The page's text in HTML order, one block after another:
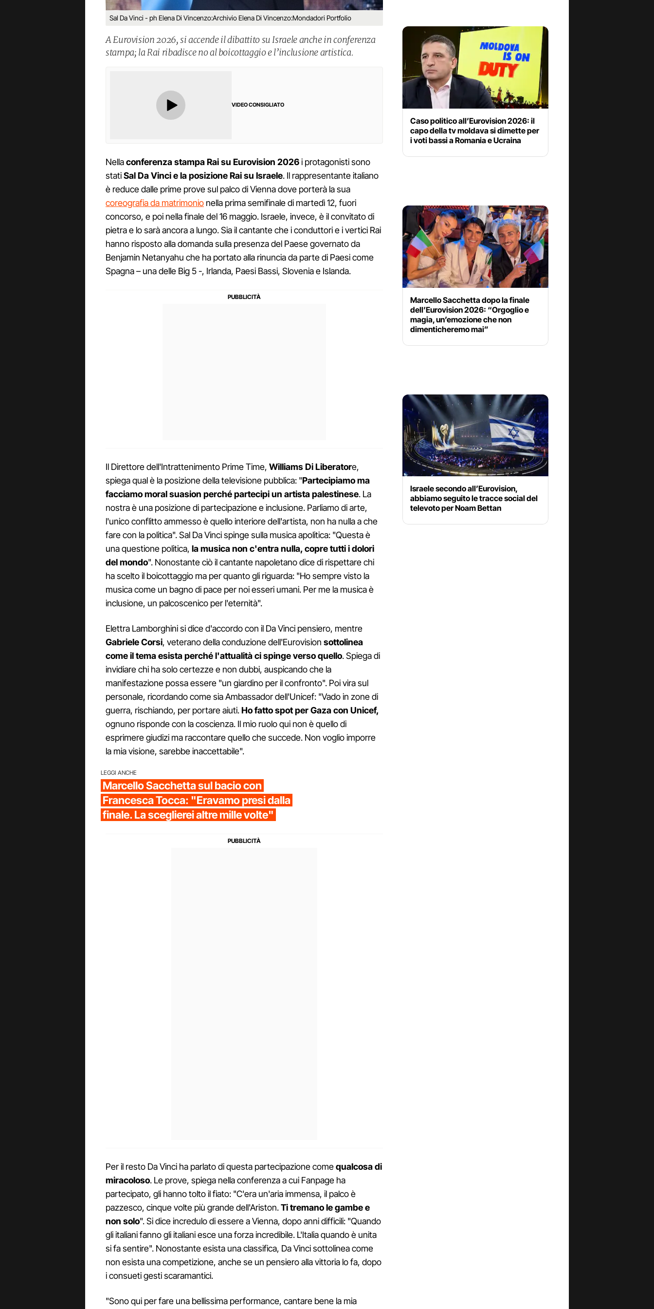
Sal Da Vinci - ph Elena Di Vincenzo:Archivio Elena Di Vincenzo:Mondadori Portfolio
A Eurovision 2026, si accende il dibattito su Israele anche in conferenza
stampa; la Rai ribadisce no al boicottaggio e l’inclusione artistica.
VIDEO CONSIGLIATO
Nellaconferenza stampa Rai su Eurovision 2026i protagonisti sono
statiSal Da Vinci e la posizione Rai su Israele. Il rappresentante italiano
è reduce dalle prime prove sul palco di Vienna dove porterà la sua
coreografia da matrimonio nella prima semifinale di martedì 12, fuori
concorso, e poi nella finale del 16 maggio. Israele, invece, è il convitato di
pietra e lo sarà ancora a lungo. Sia il cantante che i conduttori e i vertici Rai
hanno risposto alla domanda sulla presenza del Paese governato da
Benjamin Netanyahu che ha portato alla rinuncia da parte di Paesi come
Spagna – una delle Big 5 -, Irlanda, Paesi Bassi, Slovenia e Islanda.
Il Direttore dell'Intrattenimento Prime Time, Williams Di Liberatore,
spiega qual è la posizione della televisione pubblica: "Partecipiamo ma
facciamo moral suasion perché partecipi un artista palestinese. La
nostra è una posizione di partecipazione e inclusione. Parliamo di arte,
l'unico conflitto ammesso è quello interiore dell'artista, non ha nulla a che
fare con la politica". Sal Da Vinci spinge sulla musica apolitica: "Questa è
una questione politica, la musica non c'entra nulla, copre tutti i dolori
del mondo". Nonostante ciò il cantante napoletano dice di rispettare chi
ha scelto il boicottaggio ma per quanto gli riguarda: "Ho sempre visto la
musica come un bagno di pace per noi esseri umani. Per me la musica è
inclusione, un palcoscenico per l'eternità".
Elettra Lamborghini si dice d'accordo con il Da Vinci pensiero, mentre
Gabriele Corsi, veterano della conduzione dell'Eurovision sottolinea
come il tema esista perché l'attualità ci spinge verso quello. Spiega di
invidiare chi ha solo certezze e non dubbi, auspicando che la
manifestazione possa essere "un giardino per il confronto". Poi vira sul
personale, ricordando come sia Ambassador dell'Unicef: "Vado in zone di
guerra, rischiando, per portare aiuti.Ho fatto spot per Gaza con Unicef,
ognuno risponde con la coscienza. Il mio ruolo qui non è quello di
esprimere giudizi ma raccontare quello che succede. Non voglio imporre
la mia visione, sarebbe inaccettabile".
LEGGI ANCHE
Marcello Sacchetta sul bacio con
Francesca Tocca: "Eravamo presi dalla
finale. La sceglierei altre mille volte"
Per il resto Da Vinci ha parlato di questa partecipazione comequalcosa di
miracoloso. Le prove, spiega nella conferenza a cui Fanpage ha
partecipato, gli hanno tolto il fiato: "C'era un'aria immensa, il palco è
pazzesco, cinque volte più grande dell'Ariston.Ti tremano le gambe e
non solo". Si dice incredulo di essere a Vienna, dopo anni difficili: "Quando
gli italiani fanno gli italiani esce una forza incredibile. L'Italia quando è unita
si fa sentire". Nonostante esista una classifica, Da Vinci sottolinea come
non esista una competizione, anche se un pensiero alla vittoria lo fa, dopo
i consueti gesti scaramantici.
"Sono qui per fare una bellissima performance, cantare bene la mia
Caso politico all’Eurovision 2026: il
capo della tv moldava si dimette per
i voti bassi a Romania e Ucraina
Marcello Sacchetta dopo la finale
dell’Eurovision 2026: “Orgoglio e
magia, un’emozione che non
dimenticheremo mai”
Israele secondo all’Eurovision,
abbiamo seguito le tracce social del
televoto per Noam Bettan